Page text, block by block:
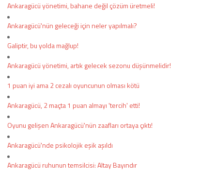
Ankaragücü yönetimi, bahane değil çözüm üretmeli!
Ankaragücü'nün geleceği için neler yapılmalı?
Galiptir, bu yolda mağlup!
Ankaragücü yönetimi, artık gelecek sezonu düşünmelidir!
1 puan iyi ama 2 cezalı oyuncunun olması kötü
Ankaragücü, 2 maçta 1 puan almayı 'tercih' etti!
Oyunu gelişen Ankaragücü'nün zaafları ortaya çıktı!
Ankaragücü'nde psikolojik eşik aşıldı
Ankaragücü ruhunun temsilcisi: Altay Bayındır